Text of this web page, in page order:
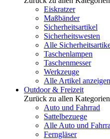
Eiskratzer
Maßbänder
Sicherheitsartikel
Sicherheitswesten
Alle
Taschenlampen
Taschenmesser
Werkzeuge
Alle Artikel anzeigen
Outdoor & Freizeit
Zurück zu allen Kategorien
Auto und Fahrrad
Sattelbezuege
Alle Auto und
Ferngläser